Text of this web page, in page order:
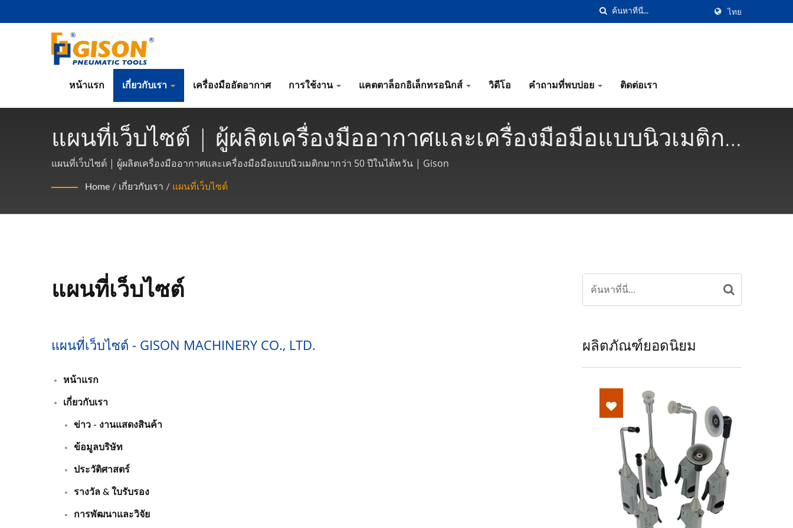
ไทย
หน้าแรก เกี่ยวกับเรา เครื่องมืออัดอากาศ การใช้งาน แคตตาล็อกอิเล็กทรอนิกส์ วิดีโอ คำถามที่พบบ่อย ติดต่อเรา
แผนที่เว็บไซต์ | ผู้ผลิตเครื่องมืออากาศและเครื่องมือมือแบบนิวเมติก
มากว่า 50 ปีในไต้หวัน | Gison
แผนที่เว็บไซต์ | ผู้ผลิตเครื่องมืออากาศและเครื่องมือมือแบบนิวเมติกมากว่า 50 ปีในไต้หวัน | Gison
Home / เกี่ยวกับเรา / แผนที่เว็บไซต์
แผนที่เว็บไซต์
แผนที่เว็บไซต์ - GISON MACHINERY CO., LTD.
หน้าแรก
เกี่ยวกับเรา
ข่าว - งานแสดงสินค้า
ข้อมูลบริษัท
ประวัติศาสตร์
รางวัล & ใบรับรอง
การพัฒนาและวิจัย
ผลิตภัณฑ์ยอดนิยม